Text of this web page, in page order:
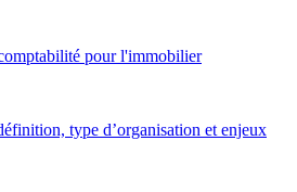
pour l'immobilier
type d’organisation et enjeux